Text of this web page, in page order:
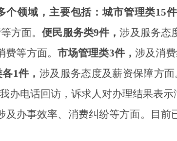
个领域，主要包括：城市管理类15
等方面。便民服务类9件，涉及 服务态
费等方面。 市场管理类3件， 涉及消
各1件， 涉及 服务态度及薪资保障方面
办电话回访，诉求人对办理结果表示
及 办事效率、消费纠纷等方面。 目前